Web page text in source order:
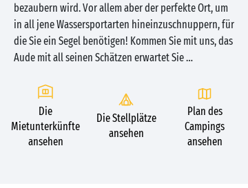
bezaubern wird. Vor allem aber der perfekte Ort, um
in all jene Wassersportarten hineinzuschnuppern, für
die Sie ein Segel benötigen! Kommen Sie mit uns, das
Aude mit all seinen Schätzen erwartet Sie …
Die
Mietunterkünfte
ansehen
Die Stellplätze
ansehen
Plan des
Campings
ansehen